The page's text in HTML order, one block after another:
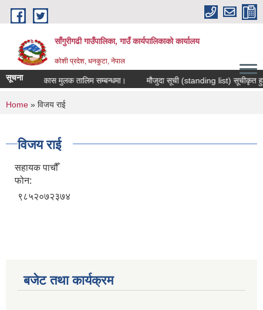
Skip to main content
साँगुरीगढी गाउँपालिका, गाउँ कार्यपालिकाको कार्यालय
कोशी प्रदेश, धनकुटा, नेपाल
सूचना
सिप विकास मुलक तालिम सम्बन्धमा। मौजुदा सूची (standing list) सूचीकृत हुन
You are here
Home » विजय राई
विजय राई
सहायक पाचौँ
फोन:
९८५२०७२३७४
बजेट तथा कार्यक्रम